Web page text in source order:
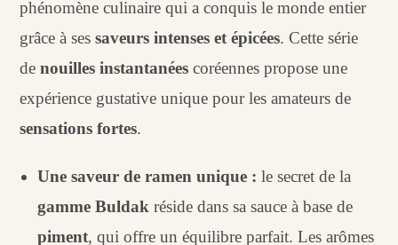
phénomène culinaire qui a conquis le monde entier
grâce à sessaveurs intenses et épicées. Cette série
denouilles instantanées coréennes propose une
expérience gustative unique pour les amateurs de
sensations fortes.
Une saveur de ramen unique : le secret de la
gamme Buldak réside dans sa sauce à base de
piment, qui offre un équilibre parfait. Les arômes